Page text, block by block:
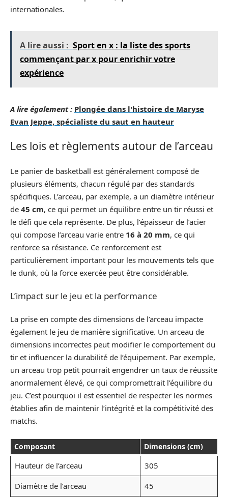
internationales.
A lire aussi : Sport en x : la liste des sports
commençant par x pour enrichir votre
expérience
A lire également : Plongée dans l'histoire de Maryse
Evan Jeppe, spécialiste du saut en hauteur
Les lois et règlements autour de l’arceau
Le panier de basketball est généralement composé de
plusieurs éléments, chacun régulé par des standards
spécifiques. L’arceau, par exemple, a un diamètre intérieur
de 45 cm, ce qui permet un équilibre entre un tir réussi et
le défi que cela représente. De plus, l’épaisseur de l’acier
qui compose l’arceau varie entre 16 à 20 mm, ce qui
renforce sa résistance. Ce renforcement est
particulièrement important pour les mouvements tels que
le dunk, où la force exercée peut être considérable.
L’impact sur le jeu et la performance
La prise en compte des dimensions de l’arceau impacte
également le jeu de manière significative. Un arceau de
dimensions incorrectes peut modifier le comportement du
tir et influencer la durabilité de l’équipement. Par exemple,
un arceau trop petit pourrait engendrer un taux de réussite
anormalement élevé, ce qui compromettrait l’équilibre du
jeu. C’est pourquoi il est essentiel de respecter les normes
établies afin de maintenir l’intégrité et la compétitivité des
matchs.
Composant Dimensions (cm)
Hauteur de l’arceau
305
Diamètre de l’arceau
45